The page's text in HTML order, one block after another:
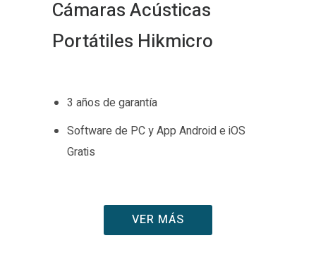
Cámaras Acústicas
Portátiles Hikmicro
3 años de garantía
Software de PC y App Android e iOS
Gratis
VER MÁS